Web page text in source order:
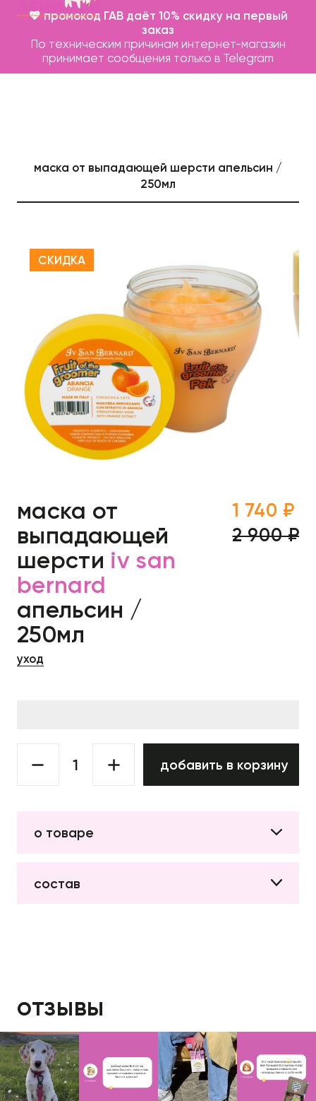
💖 промокод ГАВ даёт 10% скидку на первый
заказ
По техническим причинам интернет-магазин
принимает сообщения только в Telegram
маска от выпадающей шерсти апельсин /
250мл
СКИДКА
маска от
выпадающей
шерсти iv san
bernard
апельсин /
250мл
уход
1 740 ₽
2 900 ₽
добавить в корзину
о товаре
состав
отзывы
Записаться на груминг
О нас